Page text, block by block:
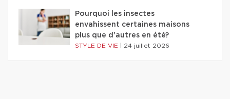
Pourquoi les insectes
envahissent certaines maisons
plus que d'autres en été?
STYLE DE VIE 24 juillet 2026